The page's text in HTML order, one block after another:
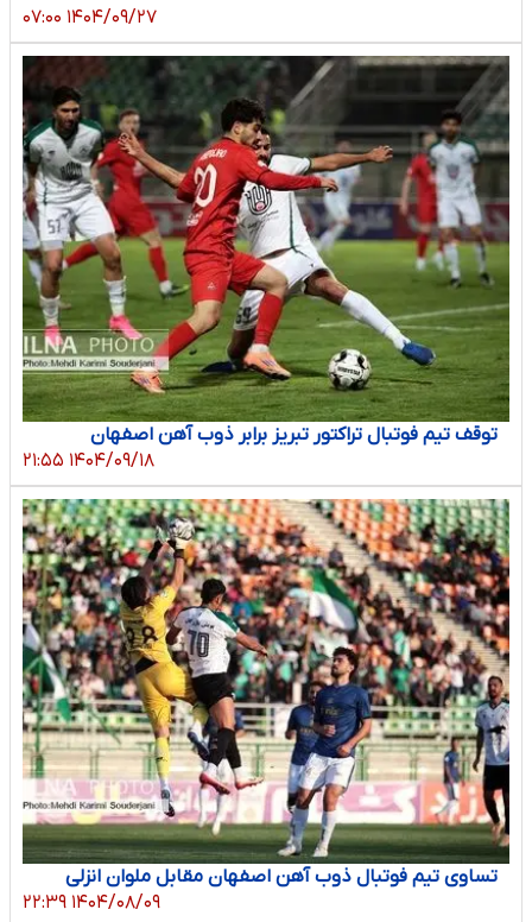
۱۴۰۴/۰۹/۲۷ ۰۷:۰۰
توقف تیم فوتبال تراکتور تبریز برابر ذوب آهن اصفهان
۱۴۰۴/۰۹/۱۸ ۲۱:۵۵
تساوی تیم فوتبال ذوب آهن اصفهان مقابل ملوان انزلی
۱۴۰۴/۰۸/۰۹ ۲۲:۳۹